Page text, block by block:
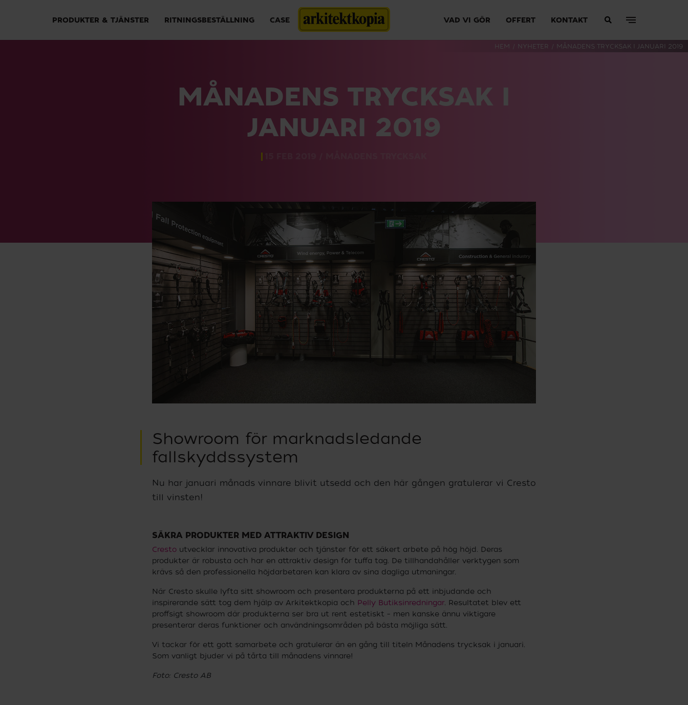
PRODUKTER & TJÄNSTER RITNINGSBESTÄLLNING CASE VAD VI GÖR OFFERT KONTAKT
HEM / NYHETER / MÅNADENS TRYCKSAK I JANUARI 2019
MÅNADENS TRYCKSAK I
JANUARI 2019
Showroom för marknadsledande
fallskyddssystem
Nu har januari månads vinnare blivit utsedd och den här gången gratulerar vi Cresto
till vinsten!
SÄKRA PRODUKTER MED ATTRAKTIV DESIGN
Cresto utvecklar innovativa produkter och tjänster för ett säkert arbete på hög höjd. Deras
produkter är robusta och har en attraktiv design för tuffa tag. De tillhandahåller verktygen som
krävs så den professionella höjdarbetaren kan klara av sina dagliga utmaningar.
När Cresto skulle lyfta sitt showroom och presentera produkterna på ett inbjudande och
inspirerande sätt tog dem hjälp av Arkitektkopia och Pelly Butiksinredningar. Resultatet blev ett
proffsigt showroom där produkterna ser bra ut rent estetiskt – men kanske ännu viktigare
presenterar deras funktioner och användningsområden på bästa möjliga sätt.
Vi tackar för ett gott samarbete och gratulerar än en gång till titeln Månadens trycksak i januari.
Som vanligt bjuder vi på tårta till månadens vinnare!
Foto: Cresto AB